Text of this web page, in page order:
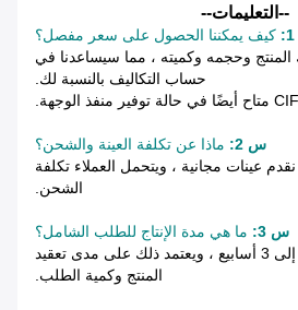
--التعليمات--
كيف يمكننا الحصول على سعر مفصل؟
وحجمه وكميته ، مما سيساعدنا في
حساب التكاليف بالنسبة لك.
س 2:
ماذا عن تكلفة العينة والشحن؟
عينات مجانية ، ويتحمل العملاء تكلفة
الشحن.
س 3:
ما هي مدة الإنتاج للطلب الشامل؟
- سيستغرق الأمر من 1 إلى 3 أسابيع ، ويعتمد ذلك على مدى تعقيد
المنتج وكمية الطلب.